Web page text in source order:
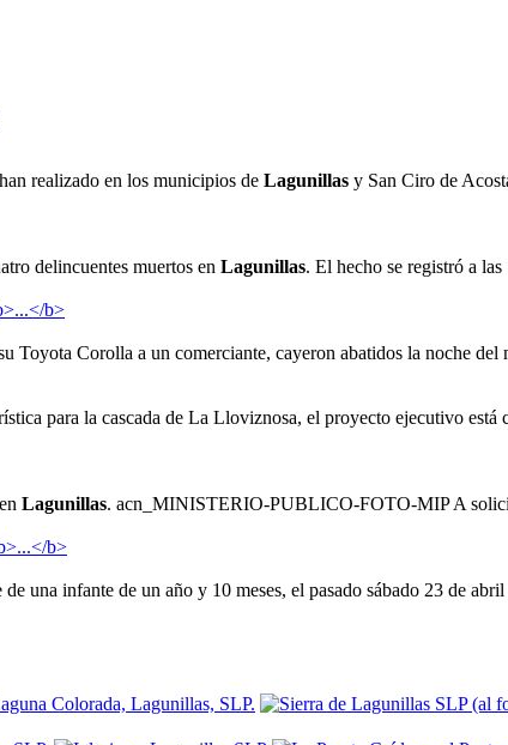
realizado en los municipios de Lagunillas y San Ciro de
delincuentes muertos en Lagunillas. El hecho se registró a
Toyota Corolla a un comerciante, cayeron abatidos la noche
para la cascada de La Lloviznosa, el proyecto ejecutivo
Lagunillas. acn_MINISTERIO-PUBLICO-FOTO-MIP A
una infante de un año y 10 meses, el pasado sábado 23 de